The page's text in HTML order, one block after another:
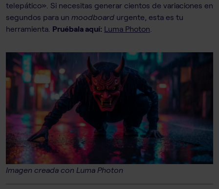
telepático». Si necesitas generar cientos de variaciones en
segundos para un moodboard urgente, esta es tu
herramienta. Pruébala aquí: Luma Photon
Imagen creada con Luma Photon